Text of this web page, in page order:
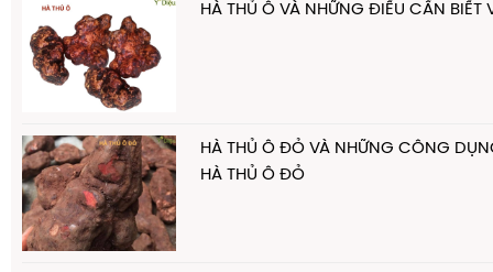
HÀ THỦ Ô VÀ NHỮNG ĐIỀU CẦN BIẾT
HÀ THỦ Ô ĐỎ VÀ NHỮNG CÔNG
HÀ THỦ Ô ĐỎ